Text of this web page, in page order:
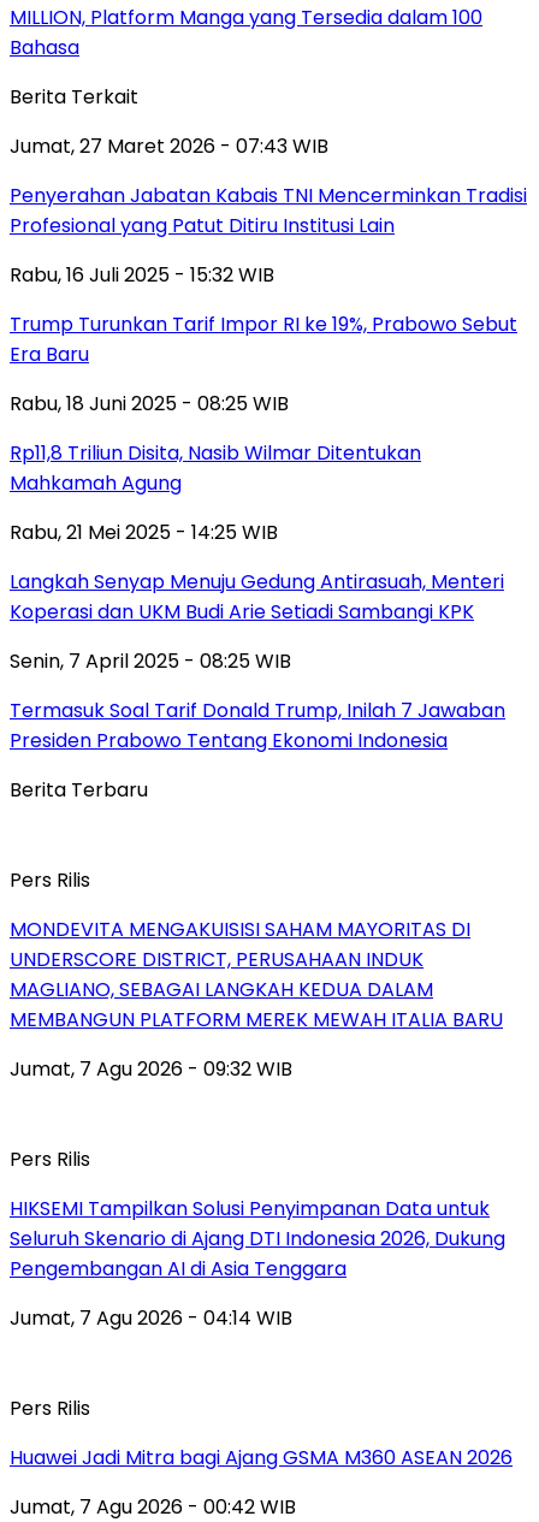
MILLION, Platform Manga yang Tersedia dalam 100
Bahasa
Berita Terkait
Jumat, 27 Maret 2026 - 07:43 WIB
Penyerahan Jabatan Kabais TNI Mencerminkan Tradisi
Profesional yang Patut Ditiru Institusi Lain
Rabu, 16 Juli 2025 - 15:32 WIB
Trump Turunkan Tarif Impor RI ke 19%, Prabowo Sebut
Era Baru
Rabu, 18 Juni 2025 - 08:25 WIB
Rp11,8 Triliun Disita, Nasib Wilmar Ditentukan
Mahkamah Agung
Rabu, 21 Mei 2025 - 14:25 WIB
Langkah Senyap Menuju Gedung Antirasuah, Menteri
Koperasi dan UKM Budi Arie Setiadi Sambangi KPK
Senin, 7 April 2025 - 08:25 WIB
Termasuk Soal Tarif Donald Trump, Inilah 7 Jawaban
Presiden Prabowo Tentang Ekonomi Indonesia
Berita Terbaru
Pers Rilis
MONDEVITA MENGAKUISISI SAHAM MAYORITAS DI
UNDERSCORE DISTRICT, PERUSAHAAN INDUK
MAGLIANO, SEBAGAI LANGKAH KEDUA DALAM
MEMBANGUN PLATFORM MEREK MEWAH ITALIA BARU
Jumat, 7 Agu 2026 - 09:32 WIB
Pers Rilis
HIKSEMI Tampilkan Solusi Penyimpanan Data untuk
Seluruh Skenario di Ajang DTI Indonesia 2026, Dukung
Pengembangan AI di Asia Tenggara
Jumat, 7 Agu 2026 - 04:14 WIB
Pers Rilis
Huawei Jadi Mitra bagi Ajang GSMA M360 ASEAN 2026
Jumat, 7 Agu 2026 - 00:42 WIB